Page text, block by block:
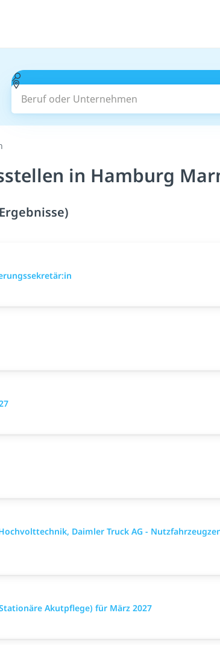
Beruf oder Unternehmen
in Hamburg
Daimler Truck AG -
Akutpflege) für März 2027